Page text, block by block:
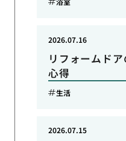
リフォームド
心得
2026.07.16
生活
2026.07.15